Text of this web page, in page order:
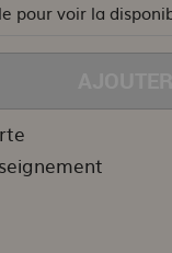
pour voir la